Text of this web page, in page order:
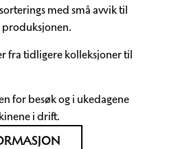
med små avvik til
produksjonen.
fra tidligere kolleksjoner til
for besøk og i ukedagene
i drift.